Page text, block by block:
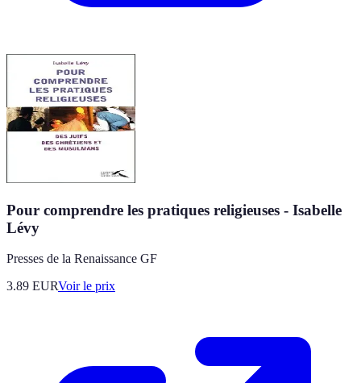
Pour comprendre les pratiques religieuses - Isabelle
Lévy
Presses de la Renaissance GF
3.89 EURVoir le prix